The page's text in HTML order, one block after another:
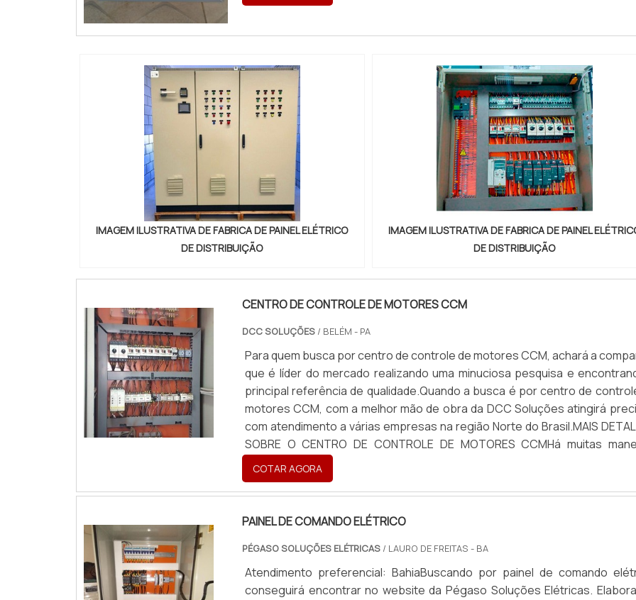
IMAGEM ILUSTRATIVA DE FABRICA DE PAINEL ELÉTRICO
DE DISTRIBUIÇÃO
IMAGEM ILUSTRATIVA DE FABRICA DE PAINEL
DE DISTRIBUIÇÃO
CENTRO DE CONTROLE DE MOTORES CCM
DCC SOLUÇÕES/ BELÉM - PA
Para quem busca por centro de controle de motores CCM, achará a
que é líder do mercado realizando uma minuciosa pesquisa e
principal referência de qualidade.Quando a busca é por centro de
motores CCM, com a melhor mão de obra da DCC Soluções atingirá
com atendimento a várias empresas na região Norte do Brasil.MAIS
SOBRE O CENTRO DE CONTROLE DE MOTORES CCMHá muitas
eficientes de demonstrar competência e excelência em uma área de
A DCC Soluções centraliza seus esforços em proporcionar aos clientes
estrutura com: Tecnologia de ponta; Escritório de alta qualidade onde
realizadas as atividades; Ampla experiência industrial
com assertividade. Ainda tratando-se de centro de controle de motores
é importante buscar uma empresa que tenha produtos e serviços com
qualidade e assertividade, detalhes primordiais que são deixados de
COTAR AGORA
PAINEL DE COMANDO ELÉTRICO
PÉGASO SOLUÇÕES ELÉTRICAS/ LAURO DE FREITAS - BA
Atendimento preferencial: BahiaBuscando por painel de comando
conseguirá encontrar no website da Pégaso Soluções Elétricas.